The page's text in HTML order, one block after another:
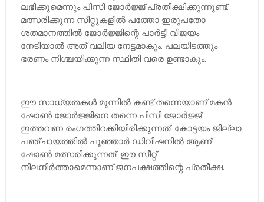
ലഭിക്കുമെന്നും പിസി ജോര്‍ജ്ജ് പ്രതീക്ഷിക്കുന്നുണ്ട്.
മത്സരിക്കുന്ന സീറ്റുകളില്‍ പത്തോ ഇരുപതോ
ശതമാനത്തില്‍ ജോര്‍ജ്ജിന്റെ പാര്‍ട്ടി വിജയം
നേടിയാല്‍ അത് വലിയ നേട്ടമാകും. പലയിടത്തും
ഭരണം നിശ്ചയിക്കുന്ന സ്ഥിതി വരെ ഉണ്ടാകും.
ഈ സാധ്യതകള്‍ മുന്നില്‍ കണ്ട് തന്നെയാണ് മകന്‍
ഷോണ്‍ ജോര്‍ജ്ജിനെ തന്നെ പിസി ജോര്‍ജ്ജ്
ഇത്തവണ രംഗത്തിറക്കിയിരിക്കുന്നത്. കോട്ടയം ജില്ലാ
പഞ്ചായത്തില്‍ പൂഞ്ഞാര്‍ ഡിവിഷനില്‍ ആണ്
ഷോണ്‍ മത്സരിക്കുന്നത്. ഈ സീറ്റ്
നിലനിര്‍ത്താമെന്നാണ് ജനപക്ഷത്തിന്റെ പ്രതീക്ഷ.